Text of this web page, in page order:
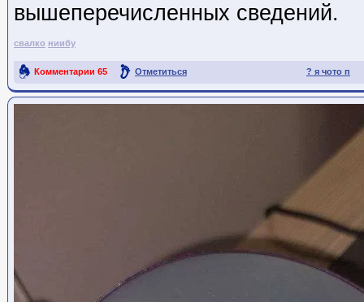
вышеперечисленных сведений.
свалко ниибу
? я чото п
Комментарии 65 Отметиться
Ссылка на пост